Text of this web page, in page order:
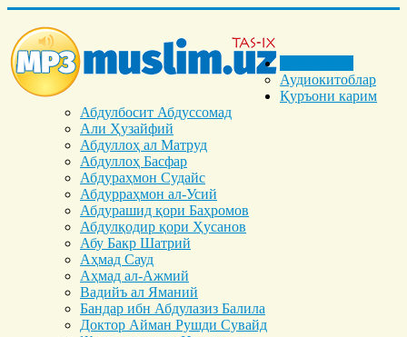
Аудиокитоблар
Қуръони карим
Абдулбосит Абдуссомад
Али Ҳузайфий
Абдуллоҳ ал Матруд
Абдуллоҳ Басфар
Абдураҳмон Судайс
Абдурраҳмон ал-Усий
Абдурашид қори Баҳромов
Абдулқодир қори Ҳусанов
Абу Бакр Шатрий
Аҳмад Сауд
Аҳмад ал-Ажмий
Вадийъ ал Яманий
Бандар ибн Абдулазиз Балила
Доктор Айман Рушди Сувайд